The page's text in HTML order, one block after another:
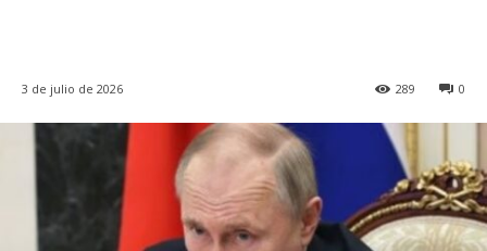
3 de julio de 2026 0
289